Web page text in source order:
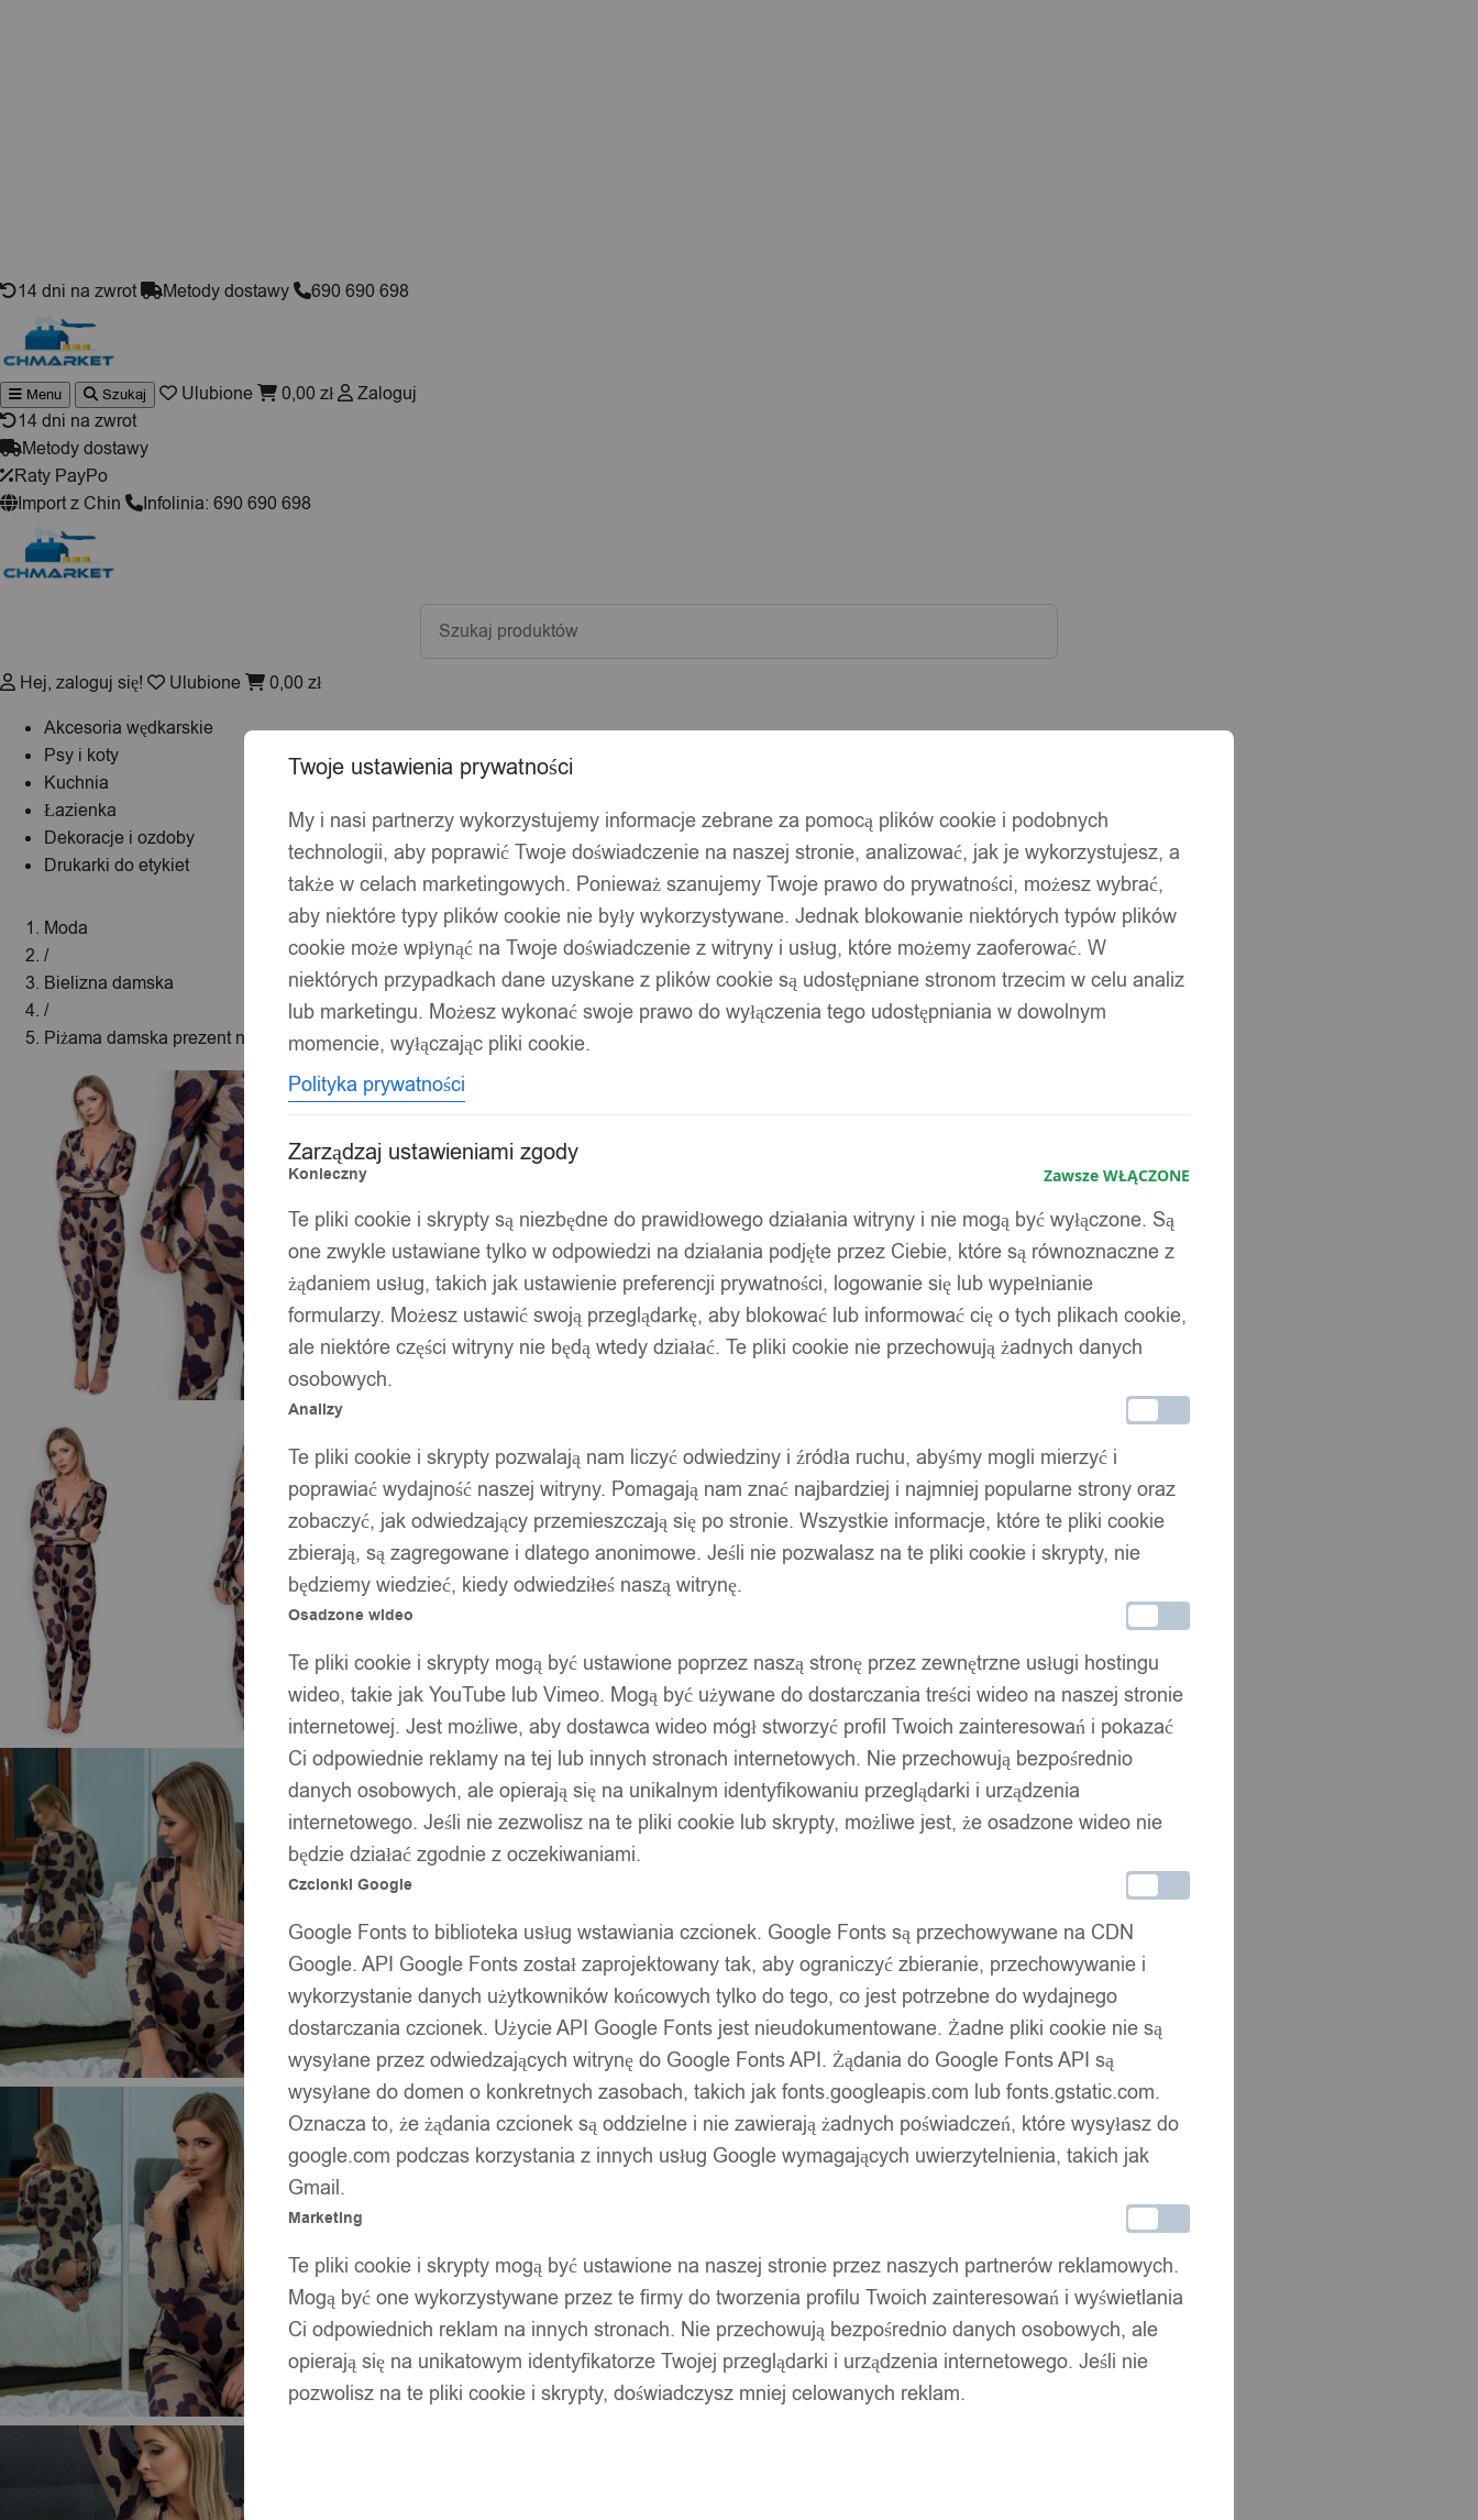
14 dni na zwrot Metody dostawy 690 690 698
Menu Szukaj Ulubione 0,00 zł
Zaloguj
14 dni na zwrot
Metody dostawy
Raty PayPo
Import z Chin
Infolinia: 690 690 698
Wyszukiwarka
produktów
Hej, zaloguj się! Ulubione 0,00 zł
Akcesoria wędkarskie
Psy i koty
Kuchnia
Łazienka
Dekoracje i ozdoby
Drukarki do etykiet
Moda
/
Bielizna damska
/
Piżama damska prezent na walentynki dla dziewczyny rozpinana pantera xl
Twoje ustawienia prywatności
My i nasi partnerzy wykorzystujemy informacje zebrane za pomocą plików cookie i podobnych
technologii, aby poprawić Twoje doświadczenie na naszej stronie, analizować, jak je wykorzystujesz, a
także w celach marketingowych. Ponieważ szanujemy Twoje prawo do prywatności, możesz wybrać,
aby niektóre typy plików cookie nie były wykorzystywane. Jednak blokowanie niektórych typów plików
cookie może wpłynąć na Twoje doświadczenie z witryny i usług, które możemy zaoferować. W
niektórych przypadkach dane uzyskane z plików cookie są udostępniane stronom trzecim w celu analiz
lub marketingu. Możesz wykonać swoje prawo do wyłączenia tego udostępniania w dowolnym
momencie, wyłączając pliki cookie.
Polityka prywatności
Zarządzaj ustawieniami zgody
Konieczny Zawsze WŁĄCZONE
Te pliki cookie i skrypty są niezbędne do prawidłowego działania witryny i nie mogą być wyłączone. Są
one zwykle ustawiane tylko w odpowiedzi na działania podjęte przez Ciebie, które są równoznaczne z
żądaniem usług, takich jak ustawienie preferencji prywatności, logowanie się lub wypełnianie
formularzy. Możesz ustawić swoją przeglądarkę, aby blokować lub informować cię o tych plikach cookie,
ale niektóre części witryny nie będą wtedy działać. Te pliki cookie nie przechowują żadnych danych
osobowych.
Analizy
Te pliki cookie i skrypty pozwalają nam liczyć odwiedziny i źródła ruchu, abyśmy mogli mierzyć i
poprawiać wydajność naszej witryny. Pomagają nam znać najbardziej i najmniej popularne strony oraz
zobaczyć, jak odwiedzający przemieszczają się po stronie. Wszystkie informacje, które te pliki cookie
zbierają, są zagregowane i dlatego anonimowe. Jeśli nie pozwalasz na te pliki cookie i skrypty, nie
będziemy wiedzieć, kiedy odwiedziłeś naszą witrynę.
Osadzone wideo
Te pliki cookie i skrypty mogą być ustawione poprzez naszą stronę przez zewnętrzne usługi hostingu
wideo, takie jak YouTube lub Vimeo. Mogą być używane do dostarczania treści wideo na naszej stronie
internetowej. Jest możliwe, aby dostawca wideo mógł stworzyć profil Twoich zainteresowań i pokazać
Ci odpowiednie reklamy na tej lub innych stronach internetowych. Nie przechowują bezpośrednio
danych osobowych, ale opierają się na unikalnym identyfikowaniu przeglądarki i urządzenia
internetowego. Jeśli nie zezwolisz na te pliki cookie lub skrypty, możliwe jest, że osadzone wideo nie
będzie działać zgodnie z oczekiwaniami.
Czcionki Google
Google Fonts to biblioteka usług wstawiania czcionek. Google Fonts są przechowywane na CDN
Google. API Google Fonts został zaprojektowany tak, aby ograniczyć zbieranie, przechowywanie i
wykorzystanie danych użytkowników końcowych tylko do tego, co jest potrzebne do wydajnego
dostarczania czcionek. Użycie API Google Fonts jest nieudokumentowane. Żadne pliki cookie nie są
wysyłane przez odwiedzających witrynę do Google Fonts API. Żądania do Google Fonts API są
wysyłane do domen o konkretnych zasobach, takich jak fonts.googleapis.com lub fonts.gstatic.com.
Oznacza to, że żądania czcionek są oddzielne i nie zawierają żadnych poświadczeń, które wysyłasz do
google.com podczas korzystania z innych usług Google wymagających uwierzytelnienia, takich jak
Gmail.
Marketing
Te pliki cookie i skrypty mogą być ustawione na naszej stronie przez naszych partnerów reklamowych.
Mogą być one wykorzystywane przez te firmy do tworzenia profilu Twoich zainteresowań i wyświetlania
Ci odpowiednich reklam na innych stronach. Nie przechowują bezpośrednio danych osobowych, ale
opierają się na unikatowym identyfikatorze Twojej przeglądarki i urządzenia internetowego. Jeśli nie
pozwolisz na te pliki cookie i skrypty, doświadczysz mniej celowanych reklam.